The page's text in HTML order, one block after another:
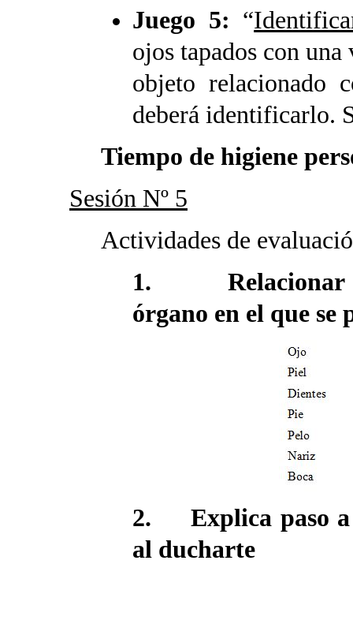
Juego 5: “
ojos tapados con
objeto relacionado
deberá identificarlo.
Tiempo de higiene
Sesión Nº 5
Actividades de
1. Relacionar
órgano en el que se
2. Explica paso a
al ducharte